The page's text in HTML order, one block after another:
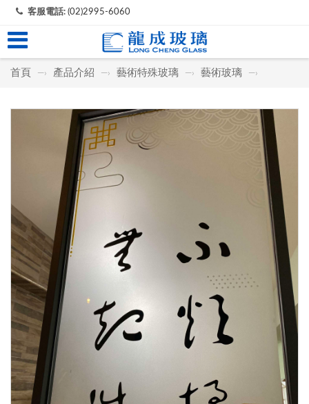
客服電話: (02)2995-6060
首頁 —› 產品介紹 —› 藝術特殊玻璃 —› 藝術玻璃 —›